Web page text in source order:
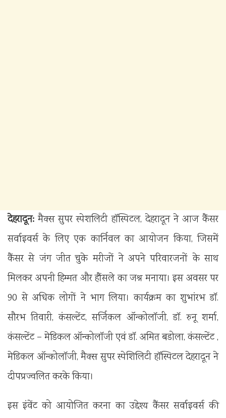
देहरादून: मैक्स सुपर स्पेशलिटी हॉस्पिटल, देहरादून ने आज कैंसर
सर्वाइवर्स के लिए एक कार्निवल का आयोजन किया, जिसमें
कैंसर से जंग जीत चुके मरीजों ने अपने परिवारजनों के साथ
मिलकर अपनी हिम्मत और हौंसले का जश्न मनाया। इस अवसर पर
90 से अधिक लोगों ने भाग लिया। कार्यक्रम का शुभांरभ डॉ.
सौरभ तिवारी, कंसल्टेंट, सर्जिकल ऑन्कोलॉजी, डॉ. रुनू शर्मा,
कंसल्टेंट – मेडिकल ऑन्कोलॉजी एवं डॉ. अमित बडोला, कंसल्टेंट ,
मेडिकल ऑन्कोलॉजी, मैक्स सुपर स्पेशिलिटी हॉस्पिटल देहरादून ने
दीपप्रज्वलित करके किया।
इस इंवेंट को आयोजित करना का उद्देश्य कैंसर सर्वाइवर्स की